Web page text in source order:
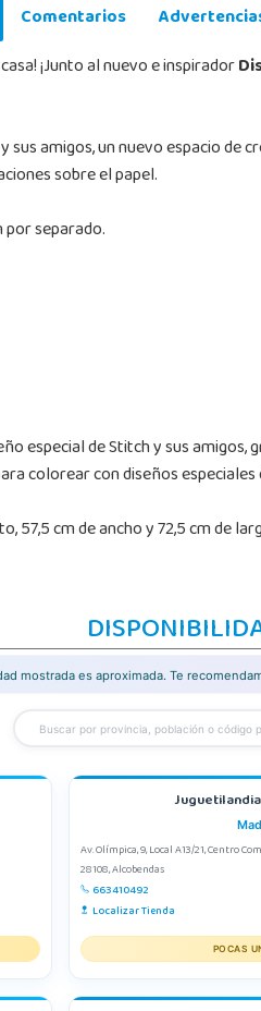
Comentarios
¡Junto al nuevo e inspirador
amigos, un nuevo espacio
sobre el papel.
por separado.
especial de Stitch y sus
colorear con diseños especiales
57,5 cm de ancho y 72,5 cm de
mostrada es aproximada. Te
Av. Olímpica, 9, Local A13/21, Centro
28108, Alcobendas
663410492
Localizar Tienda
POCAS